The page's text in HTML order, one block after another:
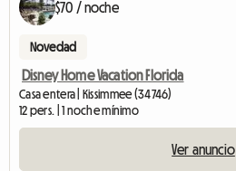
$70 / noche
Novedad
Disney Home Vacation Florida
Casa entera | Kissimmee (34746)
12 pers. | 1 noche mínimo
Ver anuncio